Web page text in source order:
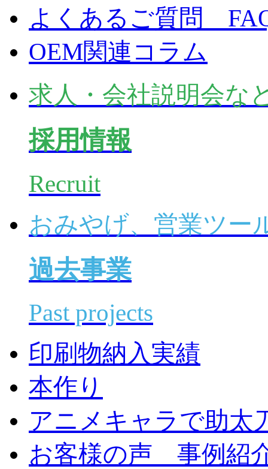
よくあるご質問
OEM関連コラム
求人・会社説明会な
採用情報
Recruit
おみやげ、営業ツー
過去事業
Past projects
印刷物納入実績
本作り
アニメキャラで助太
お客様の声 事例紹